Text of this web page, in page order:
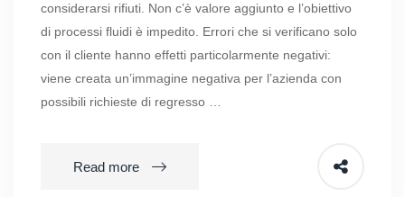
considerarsi rifiuti. Non c’è valore aggiunto e l’obiettivo
di processi fluidi è impedito. Errori che si verificano solo
con il cliente hanno effetti particolarmente negativi:
viene creata un’immagine negativa per l’azienda con
possibili richieste di regresso …
Read more